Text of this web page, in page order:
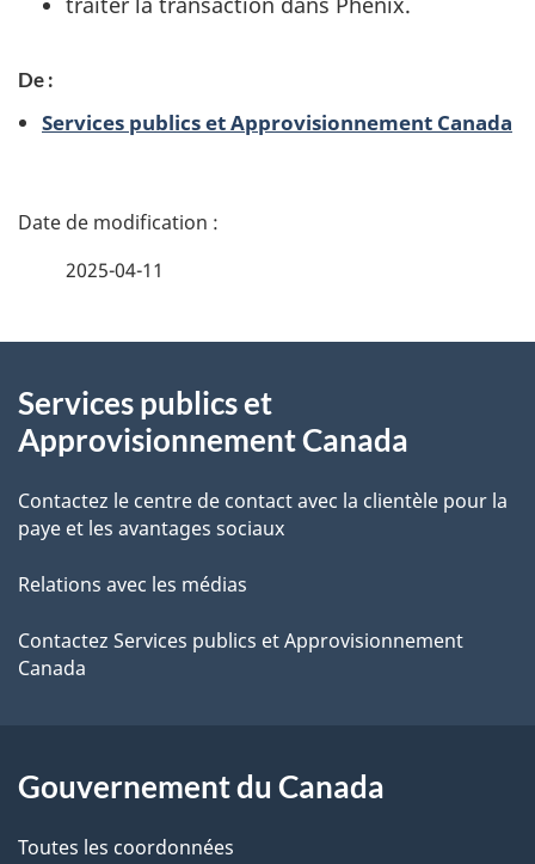
De :
Services publics et Approvisionnement Canada
D
i
s
d
e
l
p
a
2025-04-11
propos
de
ce
site
Services publics et
Approvisionnement Canada
Contactez le centre de contact avec la clientèle pour la
paye et les avantages sociaux
Relations avec les médias
Contactez Services publics et Approvisionnement
Canada
Gouvernement du Canada
Toutes les coordonnées